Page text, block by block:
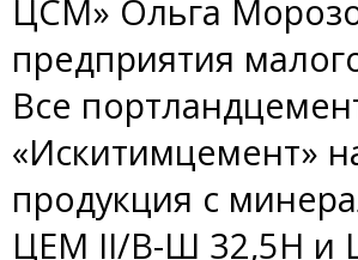
ЦСМ» Ольга
предприятия
Все
«Искитимцемент»
продукция с
ЦЕМ II/В-Ш 32,5Н и